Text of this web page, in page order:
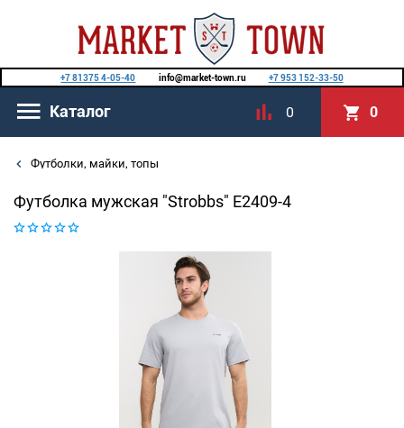
+7 81375 4-05-40 info@market-town.ru +7 953 152-33-50
Каталог 0 0
Футболки, майки, топы
Футболка мужская "Strobbs" E2409-4